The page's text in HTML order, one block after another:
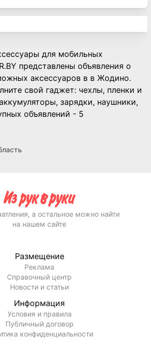
для мобильных
представлены объявления о
аксессуаров в в Жодино.
свой гаджет: чехлы, пленки и
зарядки, наушники,
объявлений - 5
а остальное можно найти
на нашем сайте
Размещение
Реклама
Справочный центр
Новости и статьи
Информация
Условия и правила
Публичный договор
конфиденциальности